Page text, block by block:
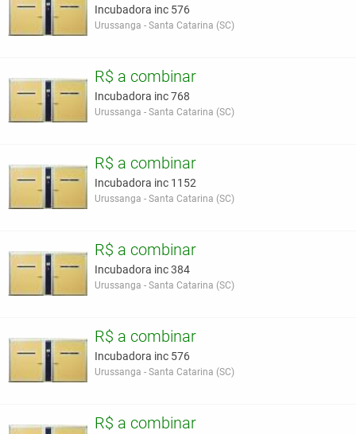
Incubadora inc 576
Urussanga - Santa Catarina (SC)
R$ a combinar
Incubadora inc 768
Urussanga - Santa Catarina (SC)
R$ a combinar
Incubadora inc 1152
Urussanga - Santa Catarina (SC)
R$ a combinar
Incubadora inc 384
Urussanga - Santa Catarina (SC)
R$ a combinar
Incubadora inc 576
Urussanga - Santa Catarina (SC)
R$ a combinar